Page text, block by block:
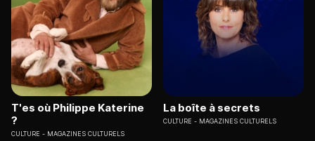
T'es où Philippe Katerine
?
CULTURE MAGAZINES CULTURELS
La boîte à secrets
CULTURE MAGAZINES CULTURELS